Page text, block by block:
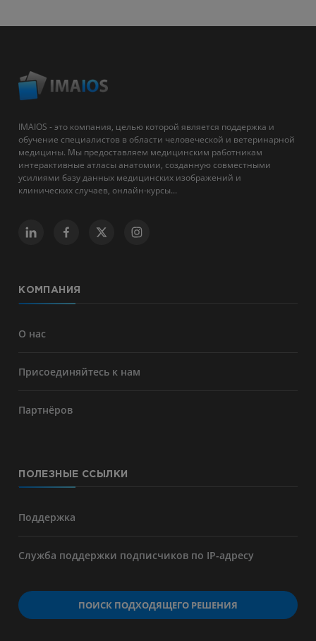
IMAIOS - это компания, целью которой является поддержка и
обучение специалистов в области человеческой и ветеринарной
медицины. Мы предоставляем медицинским работникам
интерактивные атласы анатомии, созданную совместными
усилиями базу данных медицинских изображений и
клинических случаев, онлайн-курсы...
КОМПАНИЯ
О нас
Присоединяйтесь к нам
Партнёров
ПОЛЕЗНЫЕ ССЫЛКИ
Поддержка
Служба поддержки подписчиков по IP-адресу
ПОИСК ПОДХОДЯЩЕГО РЕШЕНИЯ